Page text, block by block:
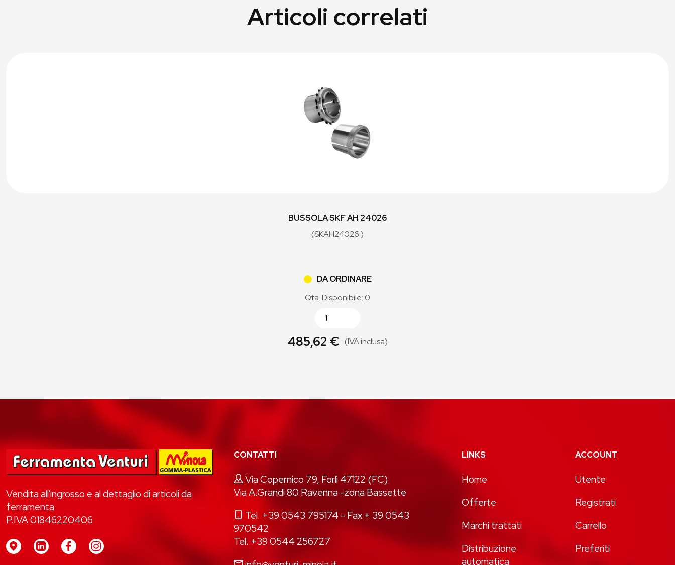
Articoli correlati
BUSSOLA SKF AH 24026
(SKAH24026 )
DA ORDINARE
Qta. Disponibile: 0
485,62 € (IVA inclusa)
Vendita all'ingrosso e al dettaglio di articoli da
ferramenta
P.IVA 01846220406
CONTATTI
Via Copernico 79, Forlì 47122 (FC)
Via A.Grandi 80 Ravenna -zona Bassette
Tel. +39 0543 795174 - Fax + 39 0543
970542
Tel. +39 0544 256727
LINKS
Home
Offerte
Marchi trattati
Distribuzione
automatica
ACCOUNT
Utente
Registrati
Carrello
Preferiti